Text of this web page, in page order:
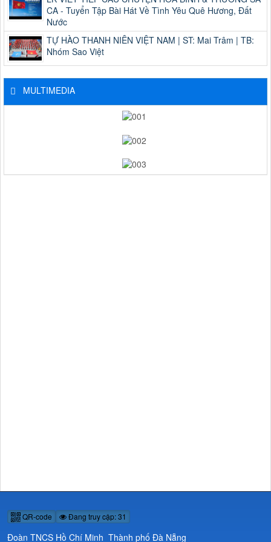
CA - Tuyển Tập Bài Hát Về Tình Yêu Quê Hương, Đất
Nước
TỰ HÀO THANH NIÊN VIỆT NAM | ST: Mai Trâm | TB:
Nhóm Sao Việt
MULTIMEDIA
QR-code Đang truy cập: 31
Đoàn TNCS Hồ Chí Minh Thành phố Đà Nẵng